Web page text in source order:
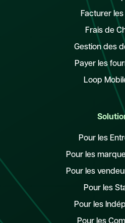
Facturer
Frais de
Gestion des
Payer les
Loop
Pour les
Pour les
Pour les
Pour les
Pour les